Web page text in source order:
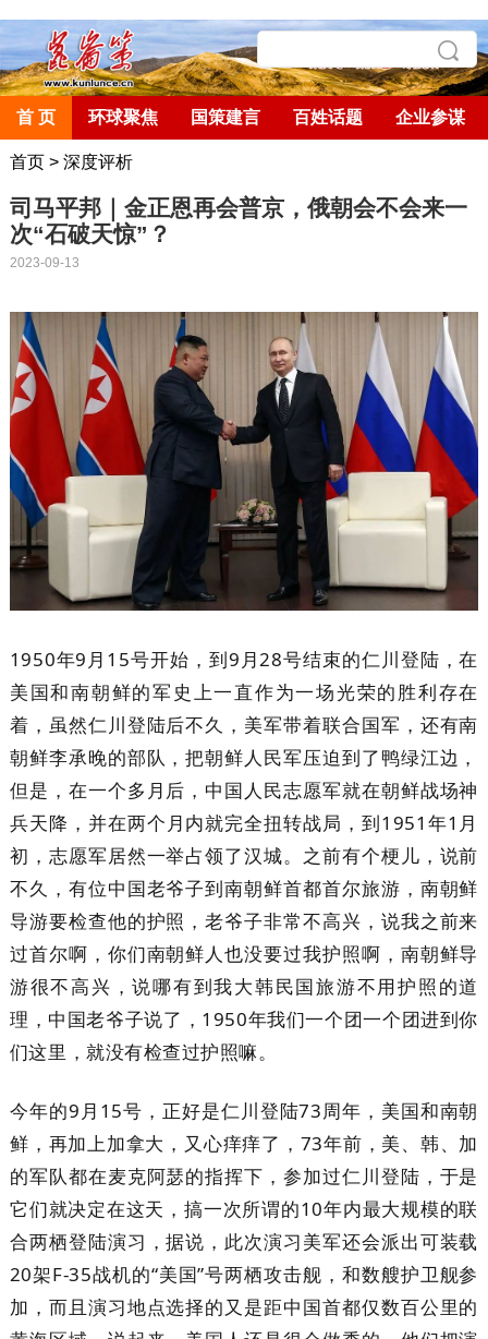
首 页 环球聚焦 国策建言 百姓话题 企业参谋
首页> 深度评析
司马平邦｜金正恩再会普京，俄朝会不会来一
次“石破天惊”？
2023-09-13
1950年9月15号开始，到9月28号结束的仁川登陆，在
美国和南朝鲜的军史上一直作为一场光荣的胜利存在
着，虽然仁川登陆后不久，美军带着联合国军，还有南
朝鲜李承晚的部队，把朝鲜人民军压迫到了鸭绿江边，
但是，在一个多月后，中国人民志愿军就在朝鲜战场神
兵天降，并在两个月内就完全扭转战局，到1951年1月
初，志愿军居然一举占领了汉城。之前有个梗儿，说前
不久，有位中国老爷子到南朝鲜首都首尔旅游，南朝鲜
导游要检查他的护照，老爷子非常不高兴，说我之前来
过首尔啊，你们南朝鲜人也没要过我护照啊，南朝鲜导
游很不高兴，说哪有到我大韩民国旅游不用护照的道
理，中国老爷子说了，1950年我们一个团一个团进到你
们这里，就没有检查过护照嘛。
今年的9月15号，正好是仁川登陆73周年，美国和南朝
鲜，再加上加拿大，又心痒痒了，73年前，美、韩、加
的军队都在麦克阿瑟的指挥下，参加过仁川登陆，于是
它们就决定在这天，搞一次所谓的10年内最大规模的联
合两栖登陆演习，据说，此次演习美军还会派出可装载
20架F-35战机的“美国”号两栖攻击舰，和数艘护卫舰参
加，而且演习地点选择的又是距中国首都仅数百公里的